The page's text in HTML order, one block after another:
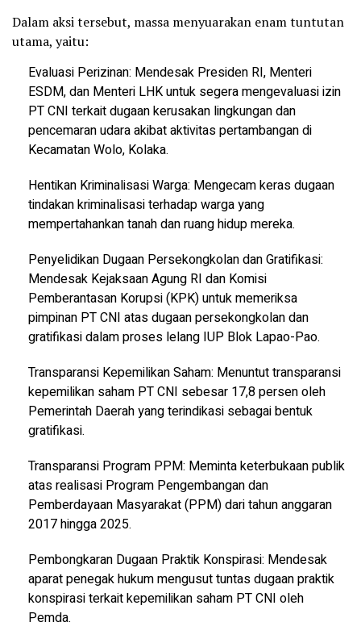
Dalam aksi tersebut, massa menyuarakan enam tuntutan
utama, yaitu:
Evaluasi Perizinan: Mendesak Presiden RI, Menteri
ESDM, dan Menteri LHK untuk segera mengevaluasi izin
PT CNI terkait dugaan kerusakan lingkungan dan
pencemaran udara akibat aktivitas pertambangan di
Kecamatan Wolo, Kolaka.
Hentikan Kriminalisasi Warga: Mengecam keras dugaan
tindakan kriminalisasi terhadap warga yang
mempertahankan tanah dan ruang hidup mereka.
Penyelidikan Dugaan Persekongkolan dan Gratifikasi:
Mendesak Kejaksaan Agung RI dan Komisi
Pemberantasan Korupsi (KPK) untuk memeriksa
pimpinan PT CNI atas dugaan persekongkolan dan
gratifikasi dalam proses lelang IUP Blok Lapao-Pao.
Transparansi Kepemilikan Saham: Menuntut transparansi
kepemilikan saham PT CNI sebesar 17,8 persen oleh
Pemerintah Daerah yang terindikasi sebagai bentuk
gratifikasi.
Transparansi Program PPM: Meminta keterbukaan publik
atas realisasi Program Pengembangan dan
Pemberdayaan Masyarakat (PPM) dari tahun anggaran
2017 hingga 2025.
Pembongkaran Dugaan Praktik Konspirasi: Mendesak
aparat penegak hukum mengusut tuntas dugaan praktik
konspirasi terkait kepemilikan saham PT CNI oleh
Pemda.